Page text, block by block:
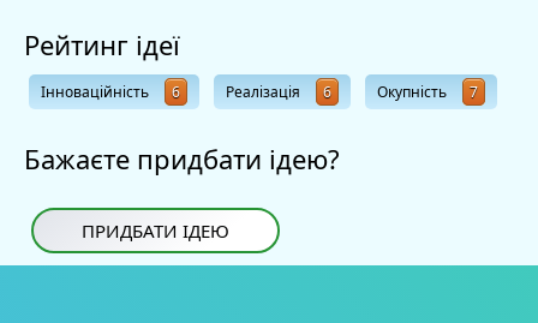
Рейтинг ідеї
Інноваційність 6 Реалізація 6 Окупність 7
Бажаєте придбати ідею?
ПРИДБАТИ ІДЕЮ